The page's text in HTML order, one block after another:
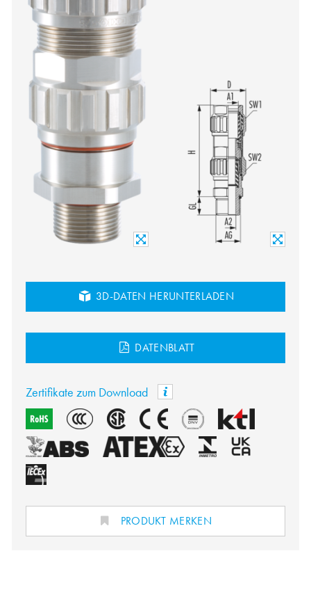
3D-DATEN HERUNTERLADEN
DATENBLATT
Zertifikate zum Download
PRODUKT MERKEN